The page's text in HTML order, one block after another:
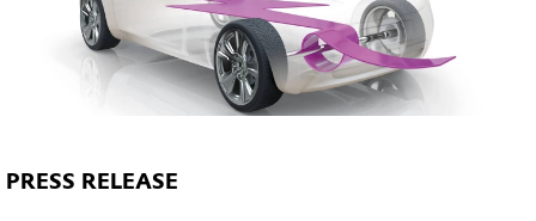
PRESS RELEASE